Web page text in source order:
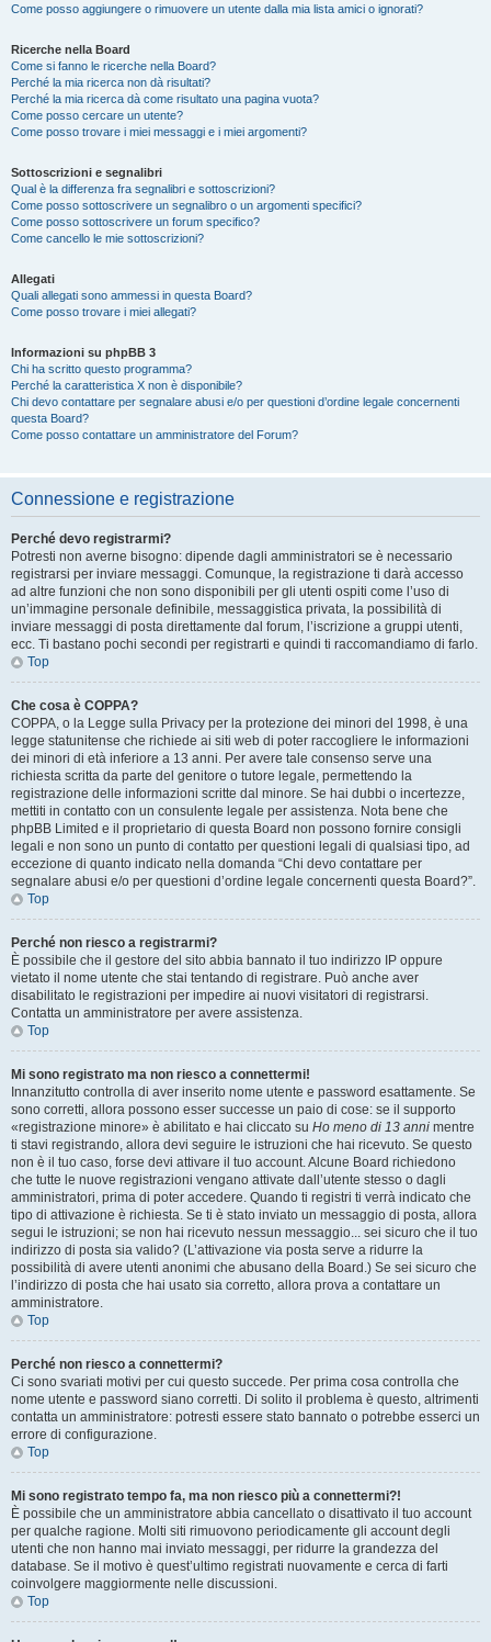
Come posso aggiungere o rimuovere un utente dalla mia lista amici o ignorati?
Ricerche nella Board
Come si fanno le ricerche nella Board?
Perché la mia ricerca non dà risultati?
Perché la mia ricerca dà come risultato una pagina vuota?
Come posso cercare un utente?
Come posso trovare i miei messaggi e i miei argomenti?
Sottoscrizioni e segnalibri
Qual è la differenza fra segnalibri e sottoscrizioni?
Come posso sottoscrivere un segnalibro o un argomenti specifici?
Come posso sottoscrivere un forum specifico?
Come cancello le mie sottoscrizioni?
Allegati
Quali allegati sono ammessi in questa Board?
Come posso trovare i miei allegati?
Informazioni su phpBB 3
Chi ha scritto questo programma?
Perché la caratteristica X non è disponibile?
Chi devo contattare per segnalare abusi e/o per questioni d’ordine legale concernenti
questa Board?
Come posso contattare un amministratore del Forum?
Connessione e registrazione
Perché devo registrarmi?
Potresti non averne bisogno: dipende dagli amministratori se è necessario
registrarsi per inviare messaggi. Comunque, la registrazione ti darà accesso
ad altre funzioni che non sono disponibili per gli utenti ospiti come l’uso di
un’immagine personale definibile, messaggistica privata, la possibilità di
inviare messaggi di posta direttamente dal forum, l’iscrizione a gruppi utenti,
ecc. Ti bastano pochi secondi per registrarti e quindi ti raccomandiamo di farlo.
Top
Che cosa è COPPA?
COPPA, o la Legge sulla Privacy per la protezione dei minori del 1998, è una
legge statunitense che richiede ai siti web di poter raccogliere le informazioni
dei minori di età inferiore a 13 anni. Per avere tale consenso serve una
richiesta scritta da parte del genitore o tutore legale, permettendo la
registrazione delle informazioni scritte dal minore. Se hai dubbi o incertezze,
mettiti in contatto con un consulente legale per assistenza. Nota bene che
phpBB Limited e il proprietario di questa Board non possono fornire consigli
legali e non sono un punto di contatto per questioni legali di qualsiasi tipo, ad
eccezione di quanto indicato nella domanda “Chi devo contattare per
segnalare abusi e/o per questioni d’ordine legale concernenti questa Board?”.
Top
Perché non riesco a registrarmi?
È possibile che il gestore del sito abbia bannato il tuo indirizzo IP oppure
vietato il nome utente che stai tentando di registrare. Può anche aver
disabilitato le registrazioni per impedire ai nuovi visitatori di registrarsi.
Contatta un amministratore per avere assistenza.
Top
Mi sono registrato ma non riesco a connettermi!
Innanzitutto controlla di aver inserito nome utente e password esattamente. Se
sono corretti, allora possono esser successe un paio di cose: se il supporto
«registrazione minore» è abilitato e hai cliccato su Ho meno di 13 anni mentre
ti stavi registrando, allora devi seguire le istruzioni che hai ricevuto. Se questo
non è il tuo caso, forse devi attivare il tuo account. Alcune Board richiedono
che tutte le nuove registrazioni vengano attivate dall’utente stesso o dagli
amministratori, prima di poter accedere. Quando ti registri ti verrà indicato che
tipo di attivazione è richiesta. Se ti è stato inviato un messaggio di posta, allora
segui le istruzioni; se non hai ricevuto nessun messaggio... sei sicuro che il tuo
indirizzo di posta sia valido? (L’attivazione via posta serve a ridurre la
possibilità di avere utenti anonimi che abusano della Board.) Se sei sicuro che
l’indirizzo di posta che hai usato sia corretto, allora prova a contattare un
amministratore.
Top
Perché non riesco a connettermi?
Ci sono svariati motivi per cui questo succede. Per prima cosa controlla che
nome utente e password siano corretti. Di solito il problema è questo, altrimenti
contatta un amministratore: potresti essere stato bannato o potrebbe esserci un
errore di configurazione.
Top
Mi sono registrato tempo fa, ma non riesco più a connettermi?!
È possibile che un amministratore abbia cancellato o disattivato il tuo account
per qualche ragione. Molti siti rimuovono periodicamente gli account degli
utenti che non hanno mai inviato messaggi, per ridurre la grandezza del
database. Se il motivo è quest’ultimo registrati nuovamente e cerca di farti
coinvolgere maggiormente nelle discussioni.
Top